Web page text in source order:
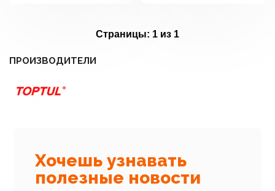
Страницы: 1 из 1
ПРОИЗВОДИТЕЛИ
Хочешь узнавать
полезные новости